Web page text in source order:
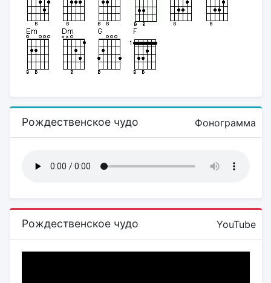
Рождественское чудо Фонограмма
Рождественское чудо YouTube